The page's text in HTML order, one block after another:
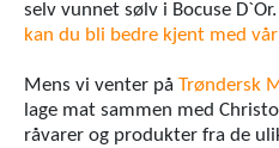
selv vunnet sølv i Bocuse D`Or.
kan du bli bedre kjent med
Mens vi venter på Trøndersk
lage mat sammen med
råvarer og produkter fra de